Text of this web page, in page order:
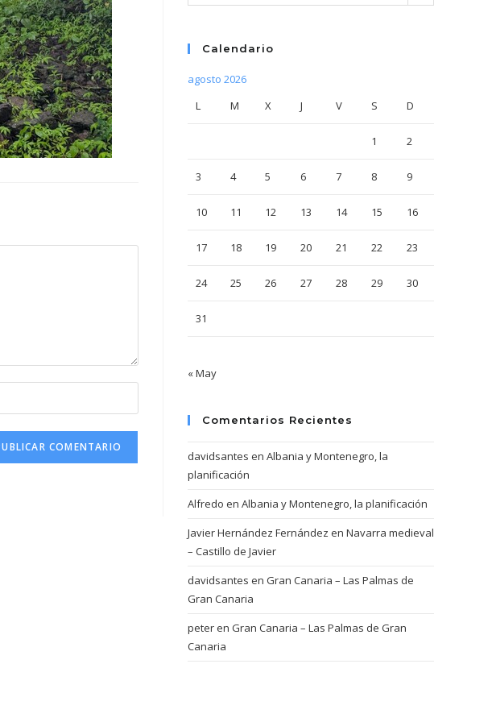
Calendario
agosto 2026
L
M X J V S D
1 2
3 4 5 6 7 8 9
10 11 12 13 14 15 16
17 18 19 20 21 22 23
24 25 26 27 28 29 30
31
« May
Comentarios Recientes
davidsantes en Albania y Montenegro, la
planificación
Alfredo en Albania y Montenegro, la planificación
Javier Hernández Fernández en Navarra medieval
– Castillo de Javier
davidsantes en Gran Canaria – Las Palmas de
Gran Canaria
peteren Gran Canaria – Las Palmas de Gran
Canaria